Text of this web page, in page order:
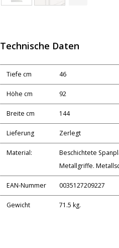
Technische Daten
Tiefe cm 46
Höhe cm 92
Breite cm 144
Lieferung Zerlegt
Material:
Beschichtete
Metallgriffe.
EAN-Nummer 0035127209227
Gewicht 71.5 kg.